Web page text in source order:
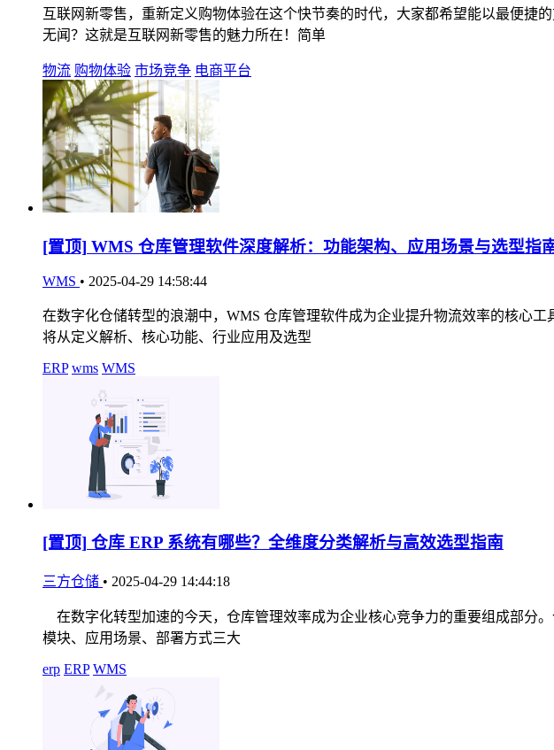
互联网新零售，重新定义购物体验在这个快节奏的时代，大家都希望能以最便捷
无闻？这就是互联网新零售的魅力所在！简单
物流 购物体验 市场竞争 电商平台
[置顶] WMS 仓库管理软件深度解析：功能架构、应用场景与选型指
WMS • 2025-04-29 14:58:44
在数字化仓储转型的浪潮中，WMS 仓库管理软件成为企业提升物流效率的核心
将从定义解析、核心功能、行业应用及选型
ERP wms WMS
[置顶] 仓库 ERP 系统有哪些？全维度分类解析与高效选型指南
三方仓储 • 2025-04-29 14:44:18
在数字化转型加速的今天，仓库管理效率成为企业核心竞争力的重要组成部分
模块、应用场景、部署方式三大
erp ERP WMS